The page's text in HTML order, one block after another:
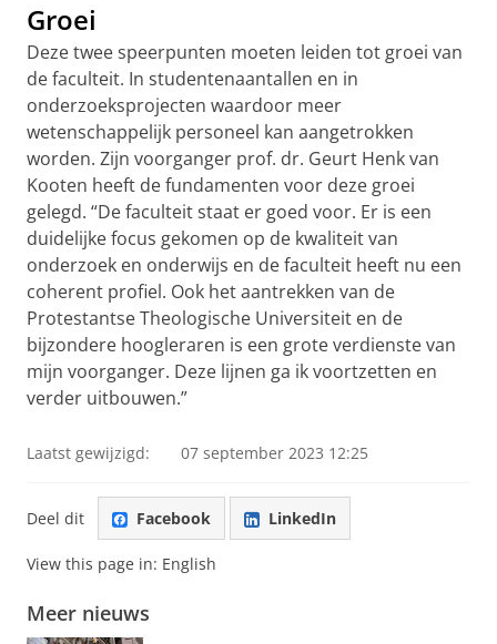
Groei
Deze twee speerpunten moeten leiden tot groei van
de faculteit. In studentenaantallen en in
onderzoeksprojecten waardoor meer
wetenschappelijk personeel kan aangetrokken
worden. Zijn voorganger prof. dr. Geurt Henk van
Kooten heeft de fundamenten voor deze groei
gelegd. “De faculteit staat er goed voor. Er is een
duidelijke focus gekomen op de kwaliteit van
onderzoek en onderwijs en de faculteit heeft nu een
coherent profiel. Ook het aantrekken van de
Protestantse Theologische Universiteit en de
bijzondere hoogleraren is een grote verdienste van
mijn voorganger. Deze lijnen ga ik voortzetten en
verder uitbouwen.”
Laatst gewijzigd: 07 september 2023 12:25
Deel dit Facebook LinkedIn
View this page in: English
Meer nieuws